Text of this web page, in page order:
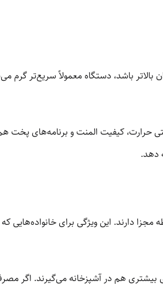
وات متغیر است. هرچه توان بالاتر باشد، دستگاه
حرارت، کیفیت المنت و برنامه‌های
دهد.
دارند. این ویژگی برای
بیشتری هم در آشپزخانه می‌گیرند.